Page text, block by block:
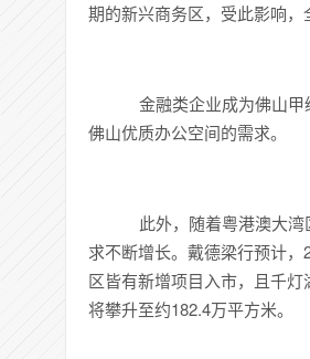
期的新兴商务区，受此影响，
金融类企业成为佛山甲
佛山优质办公空间的需求。
此外，随着粤港澳大湾
求不断增长。戴德梁行预计
区皆有新增项目入市，且千
将攀升至约182.4万平方米。